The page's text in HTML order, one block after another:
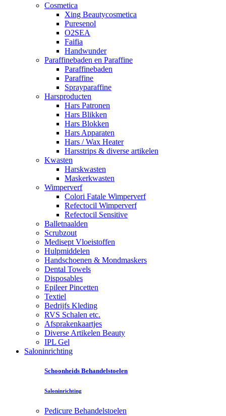
Cosmetica
Xing Beautycosmetica
Puresenol
O2SEA
Faifia
Handwunder
Paraffinebaden en Paraffine
Paraffinebaden
Paraffine
Sprayparaffine
Harsproducten
Hars Patronen
Hars Blikken
Hars Blokken
Hars Apparaten
Hars / Wax Heater
Harsstrips & diverse artikelen
Kwasten
Harskwasten
Maskerkwasten
Wimperverf
Colori Fatale Wimperverf
Refectocil Wimperverf
Refectocil Sensitive
Balletnaalden
Scrubzout
Medisept Vloeistoffen
Hulpmiddelen
Handschoenen & Mondmaskers
Dental Towels
Disposables
Epileer Pincetten
Textiel
Bedrijfs Kleding
RVS Schalen etc.
Afsprakenkaartjes
Diverse Artikelen Beauty
IPL Gel
Saloninrichting
Schoonheids Behandelstoelen
Saloninrichting
Pedicure Behandelstoelen